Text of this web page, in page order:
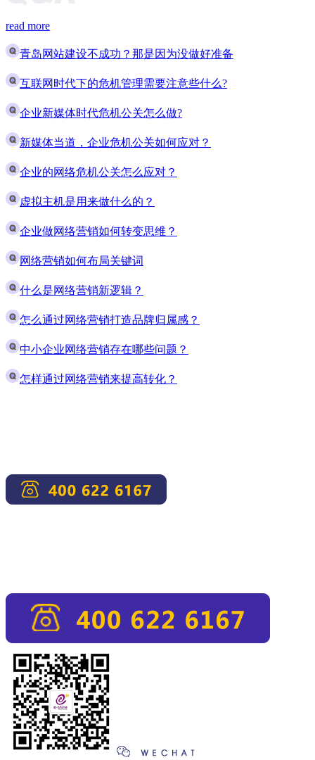
read more
青岛网站建设不成功？那是因为没做好准备
互联网时代下的危机管理需要注意些什么?
企业新媒体时代危机公关怎么做?
新媒体当道，企业危机公关如何应对？
企业的网络危机公关怎么应对？
虚拟主机是用来做什么的？
企业做网络营销如何转变思维？
网络营销如何布局关键词
什么是网络营销新逻辑？
怎么通过网络营销打造品牌归属感？
中小企业网络营销存在哪些问题？
怎样通过网络营销来提高转化？